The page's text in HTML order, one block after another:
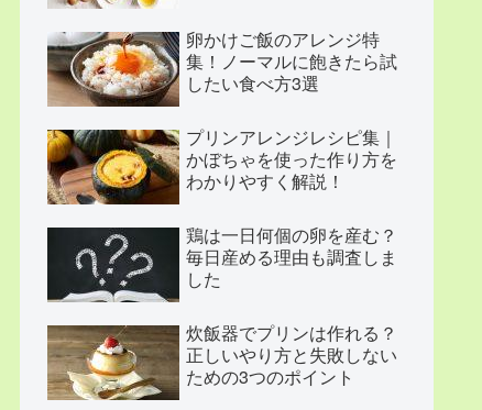
卵かけご飯のアレンジ特
集！ノーマルに飽きたら試
したい食べ方3選
プリンアレンジレシピ集｜
かぼちゃを使った作り方を
わかりやすく解説！
鶏は一日何個の卵を産む？
毎日産める理由も調査しま
した
炊飯器でプリンは作れる？
正しいやり方と失敗しない
ための3つのポイント